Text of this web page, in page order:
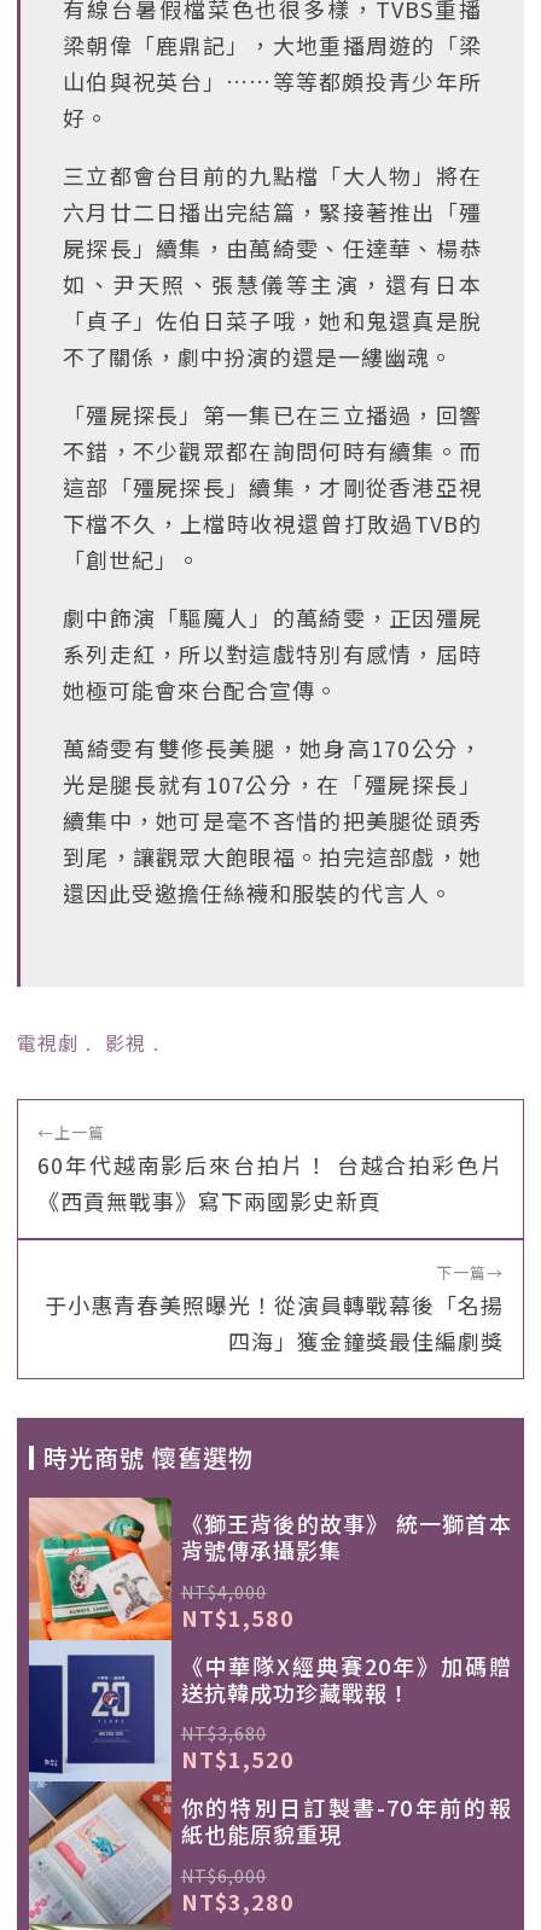
有線台暑假檔菜色也很多樣，TVBS重播
梁朝偉「鹿鼎記」，大地重播周遊的「梁
山伯與祝英台」……等等都頗投青少年所
好。
三立都會台目前的九點檔「大人物」將在
六月廿二日播出完結篇，緊接著推出「殭
屍探長」續集，由萬綺雯、任達華、楊恭
如、尹天照、張慧儀等主演，還有日本
「貞子」佐伯日菜子哦，她和鬼還真是脫
不了關係，劇中扮演的還是一縷幽魂。
「殭屍探長」第一集已在三立播過，回響
不錯，不少觀眾都在詢問何時有續集。而
這部「殭屍探長」續集，才剛從香港亞視
下檔不久，上檔時收視還曾打敗過TVB的
「創世紀」。
劇中飾演「驅魔人」的萬綺雯，正因殭屍
系列走紅，所以對這戲特別有感情，屆時
她極可能會來台配合宣傳。
萬綺雯有雙修長美腿，她身高170公分，
光是腿長就有107公分，在「殭屍探長」
續集中，她可是毫不吝惜的把美腿從頭秀
到尾，讓觀眾大飽眼福。拍完這部戲，她
還因此受邀擔任絲襪和服裝的代言人。
電視劇 ﹒ 影視 ﹒
←上一篇
60年代越南影后來台拍片！ 台越合拍彩色片
《西貢無戰事》寫下兩國影史新頁
下一篇→
于小惠青春美照曝光！從演員轉戰幕後「名揚
四海」獲金鐘獎最佳編劇獎
時光商號 懷舊選物
《獅王背後的故事》 統一獅首本
背號傳承攝影集
NT$4,000
NT$1,580
《中華隊X經典賽20年》加碼贈
送抗韓成功珍藏戰報！
NT$3,680
NT$1,520
你的特別日訂製書-70年前的報
紙也能原貌重現
NT$6,000
NT$3,280